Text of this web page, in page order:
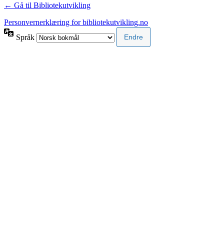
← Gå til Bibliotekutvikling
Personvernerklæring for bibliotekutvikling.no
Språk